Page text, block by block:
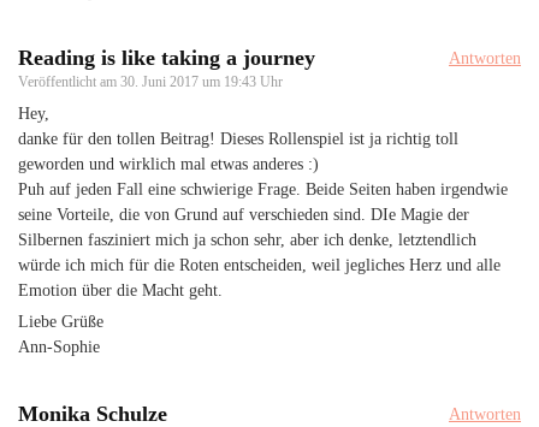
Reading is like taking a journey
Veröffentlicht am 30. Juni 2017 um 19:43 Uhr
Antworten
Hey,
danke für den tollen Beitrag! Dieses Rollenspiel ist ja richtig toll
geworden und wirklich mal etwas anderes :)
Puh auf jeden Fall eine schwierige Frage. Beide Seiten haben irgendwie
seine Vorteile, die von Grund auf verschieden sind. DIe Magie der
Silbernen fasziniert mich ja schon sehr, aber ich denke, letztendlich
würde ich mich für die Roten entscheiden, weil jegliches Herz und alle
Emotion über die Macht geht.
Liebe Grüße
Ann-Sophie
Monika Schulze Antworten